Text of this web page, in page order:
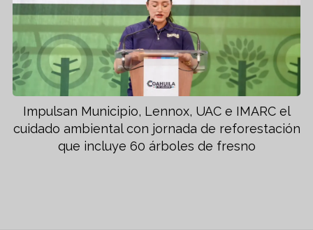
Impulsan Municipio, Lennox, UAC e IMARC el
cuidado ambiental con jornada de reforestación
que incluye 60 árboles de fresno